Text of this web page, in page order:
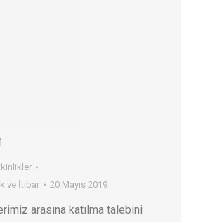
ve İtibar 20 Mayıs 2019
arasına katılma talebini